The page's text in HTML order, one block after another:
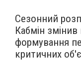
Сезонний
Кабмін
формування
критичних